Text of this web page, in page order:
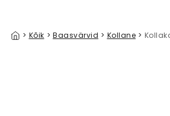
> Kõik > Baasvärvid > Kollane >